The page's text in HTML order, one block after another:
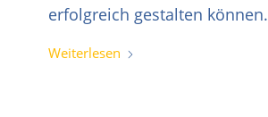
erfolgreich gestalten können.
Weiterlesen